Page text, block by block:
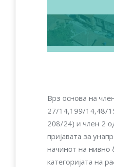
Врз основа на
27/14,199/14,48/
208/24) и член 2
пријавата за
начинот на нивно
категоријата на